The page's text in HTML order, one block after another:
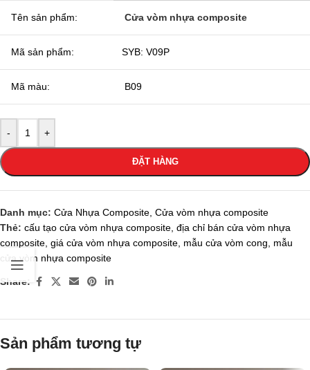
Tên sản phẩm: Cửa vòm nhựa composite
Mã sản phẩm: SYB: V09P
Mã màu: B09
- +
ĐẶT HÀNG
Danh mục: Cửa Nhựa Composite Cửa vòm nhựa composite
Thẻ: cấu tạo cửa vòm nhựa composite địa chỉ bán cửa vòm nhựa
composite giá cửa vòm nhựa composite mẫu cửa vòm cong
mẫu
cửa vòm nhựa composite
Share:
Sản phẩm tương tự